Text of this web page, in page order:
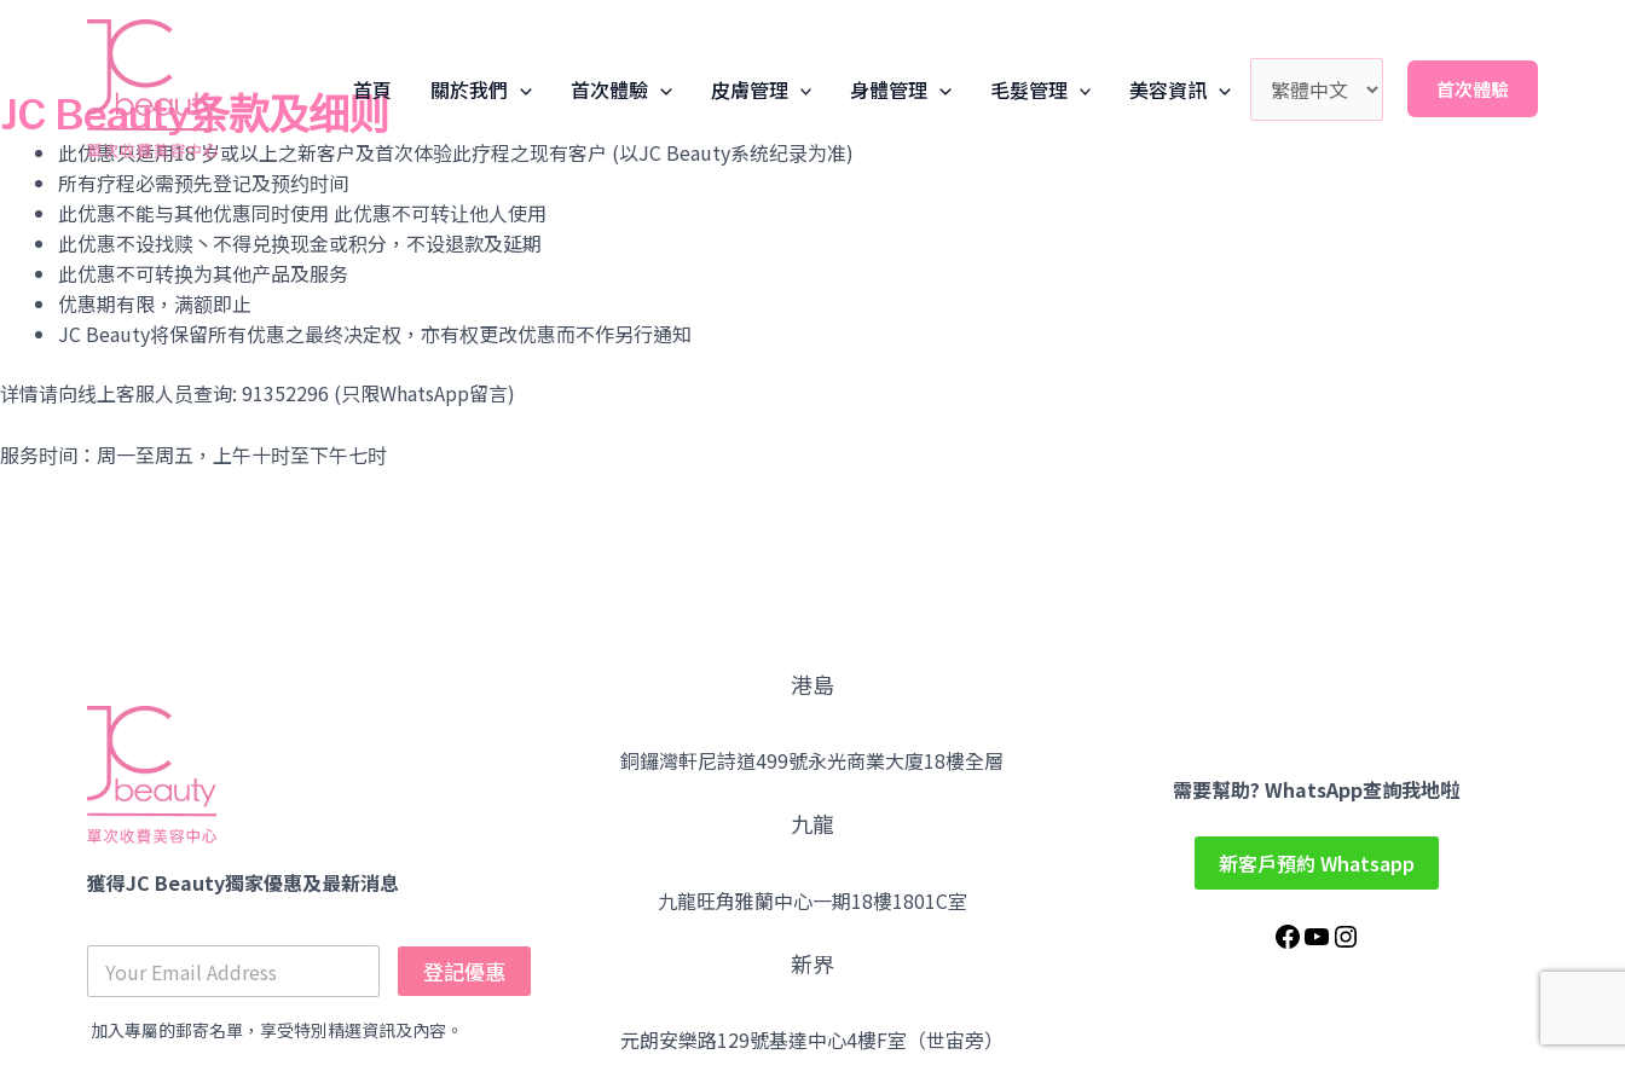
首頁 關於我們 首次體驗 皮膚管理 身體管理 毛髮管理 美容資訊 首次體驗
JC Beauty条款及细则
此优惠只适用18 岁或以上之新客户及首次体验此疗程之现有客户 (以JC Beauty系统纪录为准)
所有疗程必需预先登记及预约时间
此优惠不能与其他优惠同时使用 此优惠不可转让他人使用
此优惠不设找赎丶不得兑换现金或积分，不设退款及延期
此优惠不可转换为其他产品及服务
优惠期有限，满额即止
JC Beauty将保留所有优惠之最终决定权，亦有权更改优惠而不作另行通知
详情请向线上客服人员查询: 91352296 (只限WhatsApp留言)
服务时间：周一至周五，上午十时至下午七时
獲得JC Beauty獨家優惠及最新消息
登記優惠
加入專屬的郵寄名單，享受特別精選資訊及內容。
港島
銅鑼灣軒尼詩道499號永光商業大廈18樓全層
九龍
九龍旺角雅蘭中心一期18樓1801C室
新界
元朗安樂路129號基達中心4樓F室（世宙旁）
需要幫助? WhatsApp查詢我地啦
新客戶預約 Whatsapp
Facebook
YouTube
Instagram